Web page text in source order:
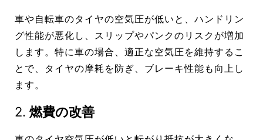
車や自転車のタイヤの空気圧が低いと、ハンドリン
グ性能が悪化し、スリップやパンクのリスクが増加
します。特に車の場合、適正な空気圧を維持するこ
とで、タイヤの摩耗を防ぎ、ブレーキ性能も向上し
ます。
2. 燃費の改善